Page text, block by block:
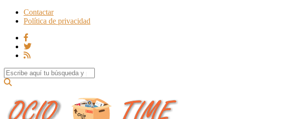
Contactar
Política de privacidad
Search for: